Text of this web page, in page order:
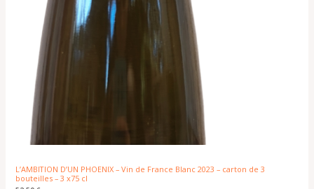
L’AMBITION D’UN PHOENIX – Vin de France Blanc 2023 – carton de 3
bouteilles – 3 x75 cl